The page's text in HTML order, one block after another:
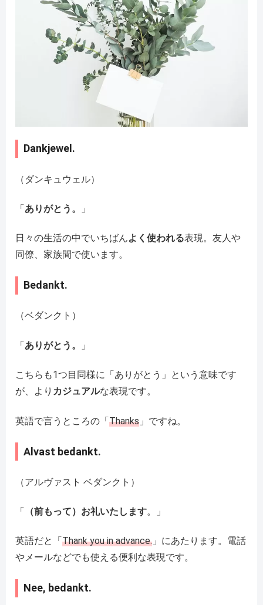
Dankjewel.
（ダンキュウェル）
「ありがとう。 」
日々の生活の中でいちばんよく使われる表現。友人や
同僚、家族間で使います。
Bedankt.
（ベダンクト）
「ありがとう。 」
こちらも1つ目同様に「ありがとう」という意味です
が、より カジュアルな表現です。
英語で言うところの「Thanks 」ですね。
Alvast bedankt.
（アルヴァスト ベダンクト）
「 （前もって）お礼いたします。」
英語だと「 Thank you in advance. 」にあたります。電話
やメールなどでも使える便利な表現です。
Nee, bedankt.